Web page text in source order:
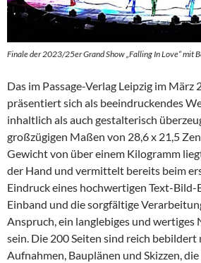
Finale der 2023/25er Grand Show „Falling In Love“ mit
Das im Passage-Verlag Leipzig im März
präsentiert sich als beeindruckendes
inhaltlich als auch gestalterisch
großzügigen Maßen von 28,6 x 21,5
Gewicht von über einem Kilogramm
der Hand und vermittelt bereits beim
Eindruck eines hochwertigen Text-Bild-
Einband und die sorgfältige
Anspruch, ein langlebiges und wertiges
sein. Die 200 Seiten sind reich
Aufnahmen, Bauplänen und Skizzen,